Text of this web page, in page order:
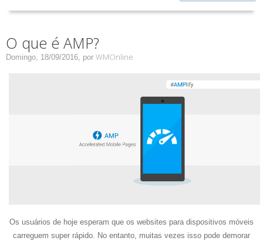
O que é AMP?
Domingo, 18/09/2016, por WMOnline
Os usuários de hoje esperam que os websites para dispositivos móveis
carreguem super rápido. No entanto, muitas vezes isso pode demorar